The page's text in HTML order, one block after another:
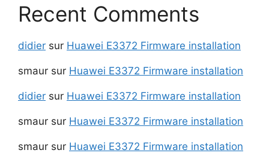
Recent Comments
didier sur Huawei E3372 Firmware installation
smaur sur Huawei E3372 Firmware installation
didier sur Huawei E3372 Firmware installation
smaur sur Huawei E3372 Firmware installation
smaur sur Huawei E3372 Firmware installation